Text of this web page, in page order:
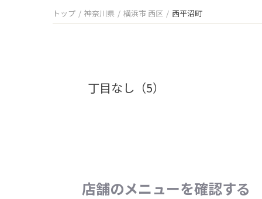
トップ 神奈川県 横浜市 西区 西平沼町
丁目なし（5）
店舗のメニューを確認する